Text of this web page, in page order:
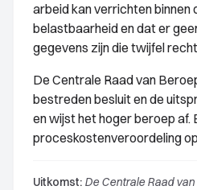
arbeid kan verrichten binnen
belastbaarheid en dat er
gegevens zijn die twijfel
De Centrale Raad van
bestreden besluit en de
en wijst het hoger beroep af.
proceskostenveroordeling
Uitkomst: De Centrale Raad